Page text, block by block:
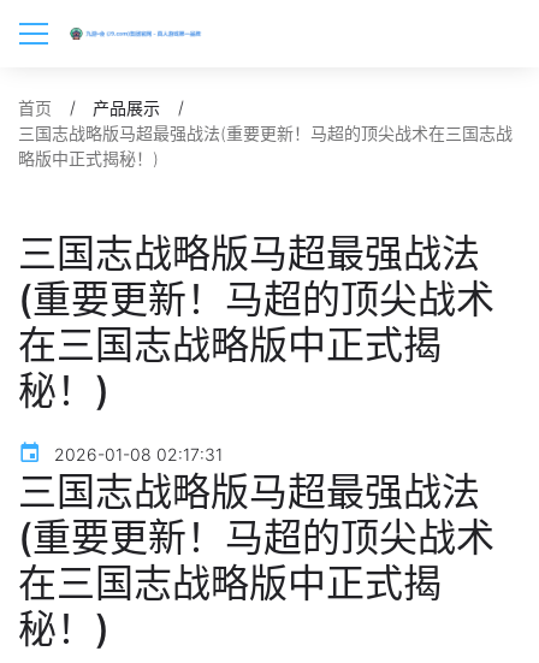
首页
产品展示
三国志战略版马超最强战法(重要更新！马超的顶尖战术在三国志战
略版中正式揭秘！)
三国志战略版马超最强战法
(重要更新！马超的顶尖战术
在三国志战略版中正式揭
秘！)
2026-01-08 02:17:31
三国志战略版马超最强战法
(重要更新！马超的顶尖战术
在三国志战略版中正式揭
秘！)